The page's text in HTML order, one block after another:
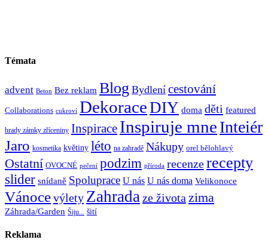
Témata
advent Beton Bez reklam Blog Bydlení cestování
Collaborations cukroví DekoraceDIY doma děti featured
hrady zámky zříceniny Inspirace Inspiruje mneInteiér
Jaro kosmetika květiny léto na zahradě Nákupy orel bělohlavý
Ostatní OVOCNÉ pečení podzim příroda recenzerecepty
slider snídaně Spoluprace U nás U nás doma Velikonoce
Vánocevýlety Zahrada ze života zima
Záhrada/Garden Šiju... šití
Reklama